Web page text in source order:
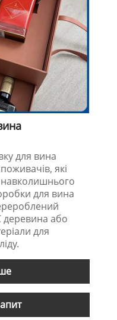
для вина
які
навколишнього
для вина
деревина або
для